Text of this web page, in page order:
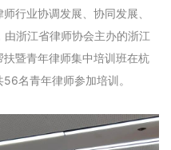
行业协调发展、协同发展、
浙江省律师协会主办的浙江
暨青年律师集中培训班在杭
名青年律师参加培训。